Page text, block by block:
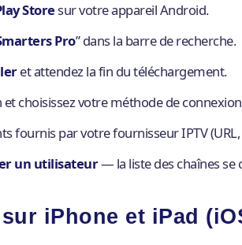
Storesur votre appareil Android.
Pro” dans la barre de recherche.
et attendez la fin du téléchargement.
et choisissez votre méthode de
fournis par votre fournisseur IPTV
un utilisateur— la liste des chaînes
iPhone et iPad